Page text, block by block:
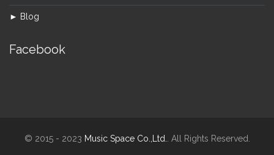
► Blog
Facebook
© 2015 - 2023 Music Space Co.,Ltd. . All Rights Reserved.